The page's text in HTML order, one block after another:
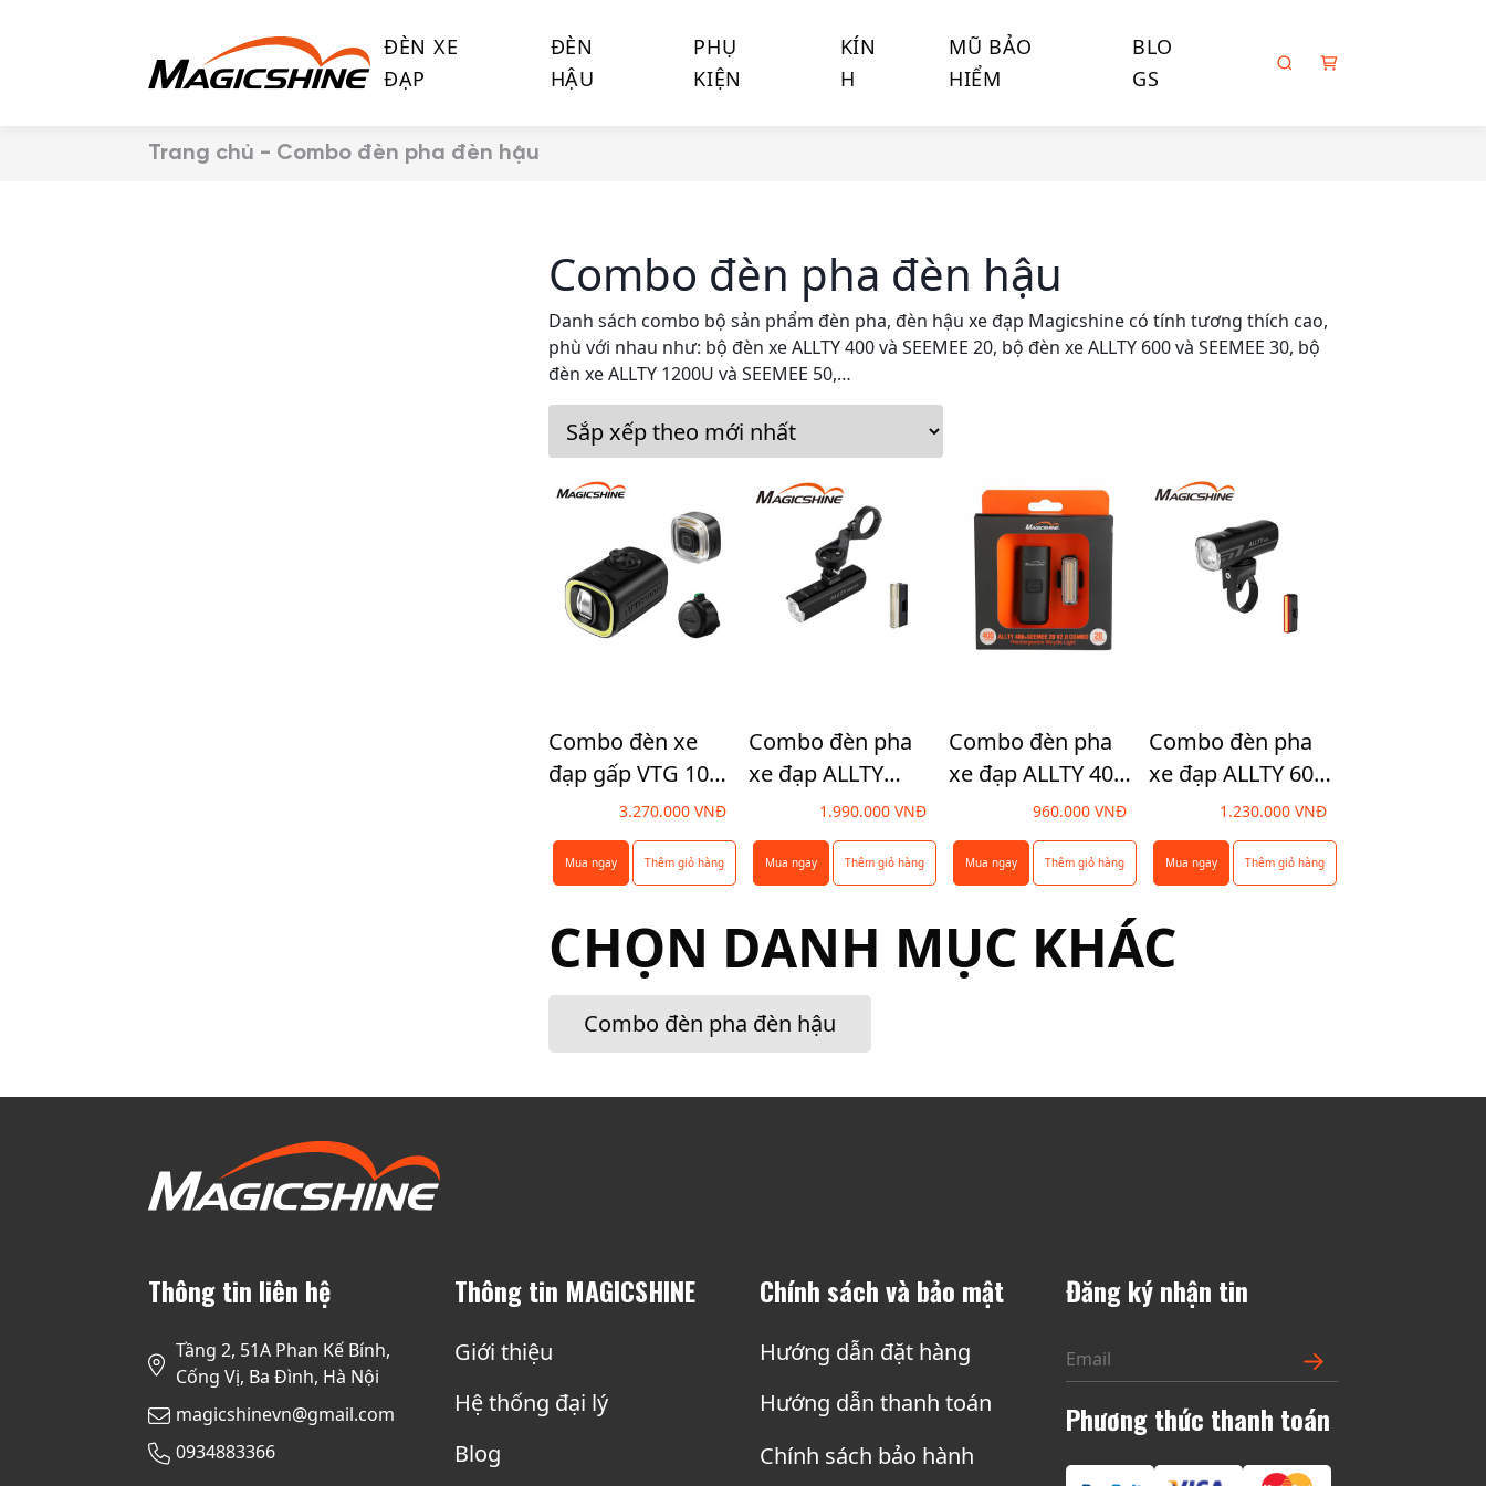
ĐÈN XE
ĐẠP
ĐÈN
HẬU
PHỤ
KIỆN
KÍN
H
MŨ BẢO
HIỂM
BLO
GS
S
Trang chủ - Combo đèn pha đèn hậu
Combo đèn pha đèn hậu
Danh sách combo bộ sản phẩm đèn pha, đèn hậu xe đạp Magicshine có tính tương thích cao,
phù với nhau như: bộ đèn xe ALLTY 400 và SEEMEE 20, bộ đèn xe ALLTY 600 và SEEMEE 30, bộ
đèn xe ALLTY 1200U và SEEMEE 50,…
Combo đèn xe
đạp gấp VTG 1000
và đèn hậu VTG 50
TL
3.270.000 VNĐ
Mua ngay Thêm giỏ hàng
Combo đèn pha
xe đạp ALLTY
1200U và đèn hậu
SEEMEE 50 v2.0
1.990.000 VNĐ
Mua ngay Thêm giỏ hàng
Combo đèn pha
xe đạp ALLTY 400
và đèn hậu
SEEMEE 20
960.000 VNĐ
Mua ngay Thêm giỏ hàng
Combo đèn pha
xe đạp ALLTY 600
và đèn hậu
SEEMEE 30
1.230.000 VNĐ
Mua ngay Thêm giỏ hàng
CHỌN DANH MỤC KHÁC
Combo đèn pha đèn hậu
Thông tin liên hệ
Tầng 2, 51A Phan Kế Bính,
Cống Vị, Ba Đình, Hà Nội
magicshinevn@gmail.com
0934883366
Thông tin MAGICSHINE
Giới thiệu
Hệ thống đại lý
Blog
Chính sách và bảo mật
Hướng dẫn đặt hàng
Hướng dẫn thanh toán
Chính sách bảo hành
Đăng ký nhận tin
Phương thức thanh toán